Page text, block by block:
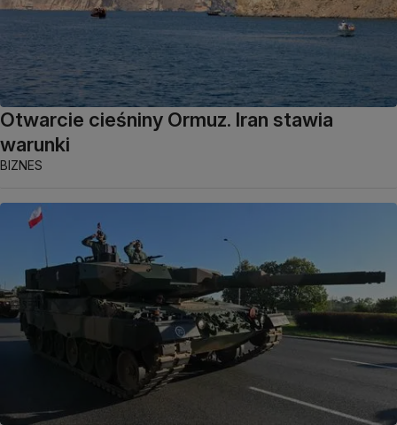
Otwarcie cieśniny Ormuz. Iran stawia
warunki
BIZNES